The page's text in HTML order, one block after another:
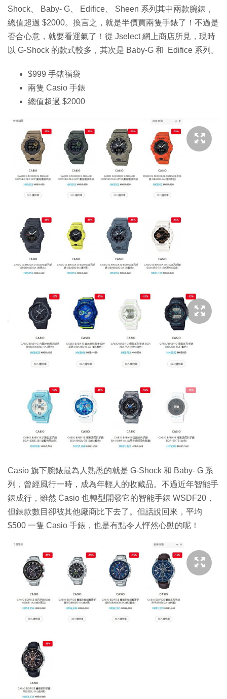
Shock、 Baby- G、 Edifice、 Sheen 系列其中兩款腕錶，
總值超過 $2000。換言之，就是半價買兩隻手錶了！不過是
否合心意，就要看運氣了！從 Jselect 網上商店所見，現時
以 G-Shock 的款式較多，其次是 Baby-G 和 Edifice 系列。
$999 手錶福袋
兩隻 Casio 手錶
總值超過 $2000
Casio 旗下腕錶最為人熟悉的就是 G-Shock 和 Baby- G 系
列，曾經風行一時，成為年輕人的收藏品。不過近年智能手
錶成行，雖然 Casio 也轉型開發它的智能手錶 WSDF20，
但錶款數目卻被其他廠商比下去了。但話說回來，平均
$500 一隻 Casio 手錶，也是有點令人怦然心動的呢！